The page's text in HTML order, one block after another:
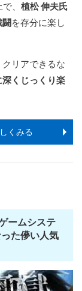
、 植松 伸夫氏
闘を存分に楽し
リアできるな
くじっくり楽
くみる
ームシステ
た儚い人気